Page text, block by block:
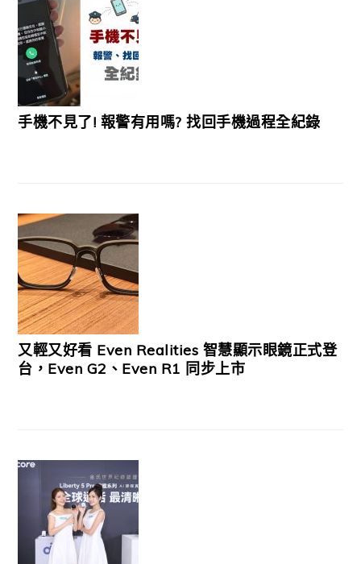
手機不見了! 報警有用嗎? 找回手機過程全紀錄
又輕又好看 Even Realities 智慧顯示眼鏡正式登
台，Even G2、Even R1 同步上市